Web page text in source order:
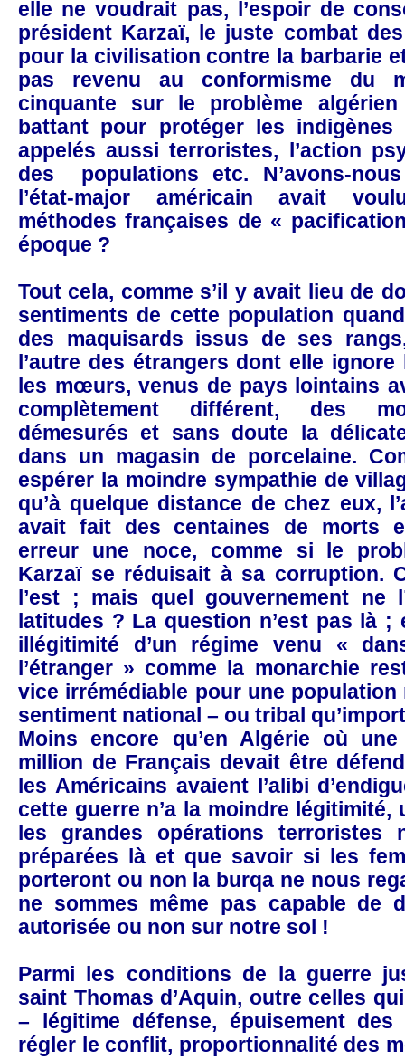
elle ne voudrait pas, l’espoir de
président Karzaï, le juste combat
pour la civilisation contre la barbarie
pas revenu au conformisme du
cinquante sur le problème
battant pour protéger les
appelés aussi terroristes, l’action
des populations etc. N’avons-
l’état-major américain avait
méthodes françaises de «
époque ?
Tout cela, comme s’il y avait lieu de
sentiments de cette population
des maquisards issus de ses
l’autre des étrangers dont elle
les mœurs, venus de pays lointains
complètement différent, des
démesurés et sans doute la
dans un magasin de porcelaine.
espérer la moindre sympathie de
qu’à quelque distance de chez eux,
avait fait des centaines de morts
erreur une noce, comme si le
Karzaï se réduisait à sa corruption.
l’est ; mais quel gouvernement ne
latitudes ? La question n’est pas là ;
illégitimité d’un régime venu «
l’étranger » comme la monarchie
vice irrémédiable pour une population
sentiment national – ou tribal
Moins encore qu’en Algérie où une
million de Français devait être
les Américains avaient l’alibi
cette guerre n’a la moindre légitimité,
les grandes opérations terroristes
préparées là et que savoir si les
porteront ou non la burqa ne nous
ne sommes même pas capable de
autorisée ou non sur notre sol !
Parmi les conditions de la guerre
saint Thomas d’Aquin, outre celles
– légitime défense, épuisement
régler le conflit, proportionnalité des